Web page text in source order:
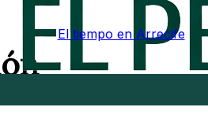
El tiempo en Arrecife